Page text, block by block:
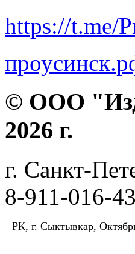
https://t.me/
© ООО
2026 г.
г. Санкт-
8-911-016-
РК, г. Сыктывкар,